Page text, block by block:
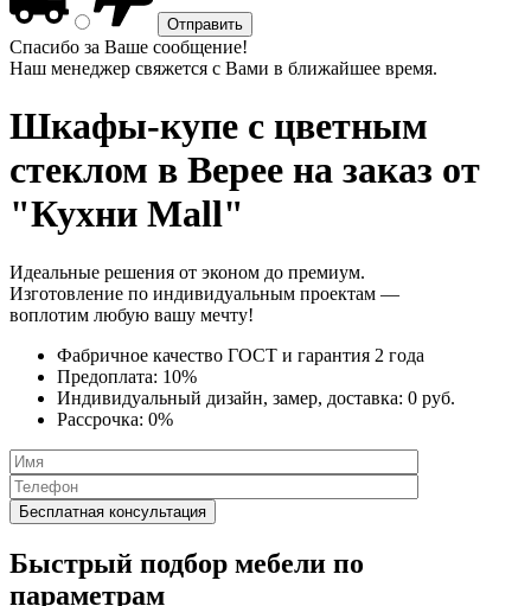
Спасибо за Ваше сообщение!
Наш менеджер свяжется с Вами в ближайшее время.
Шкафы-купе с цветным
стеклом в Верее на заказ от
"Кухни Mall"
Идеальные решения от эконом до премиум.
Изготовление по индивидуальным проектам —
воплотим любую вашу мечту!
Фабричное качество ГОСТ и гарантия 2 года
Предоплата: 10%
Индивидуальный дизайн, замер, доставка: 0 руб.
Рассрочка: 0%
Быстрый подбор мебели по
параметрам